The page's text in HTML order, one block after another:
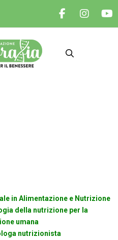
in Alimentazione e Nutrizione
della nutrizione per la
umana
nutrizionista